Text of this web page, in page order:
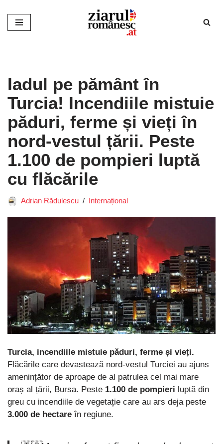
Sari
Iadul pe pământ în
Turcia! Incendiile mistuie
păduri, ferme și vieți în
nord-vestul țării. Peste
1.100 de pompieri luptă
cu flăcările
Adrian Rădulescu Internațional
Turcia, incendiile mistuie păduri, ferme și vieți.
Flăcările care devastează nord-vestul Turciei au ajuns
amenințător de aproape de al patrulea cel mai mare
oraș al țării, Bursa. Peste 1.100 de pompieri luptă din
greu cu incendiile de vegetație care au ars deja peste
3.000 de hectare în regiune.